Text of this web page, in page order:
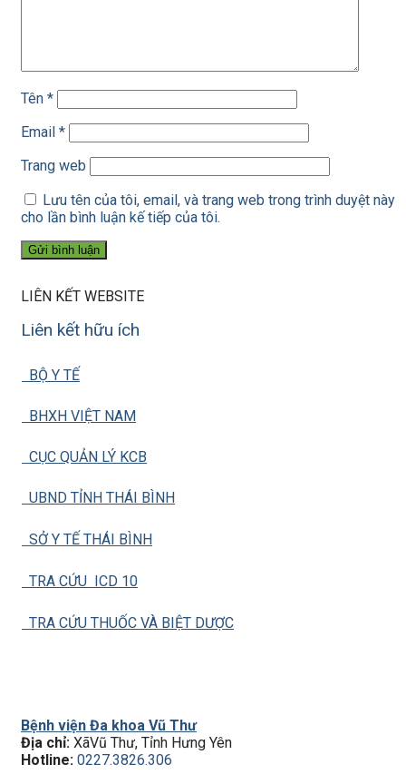
Tên *
Email *
Trang web
Lưu tên của tôi, email, và trang web trong trình duyệt này
cho lần bình luận kế tiếp của tôi.
LIÊN KẾT WEBSITE
Liên kết hữu ích
BỘ Y TẾ
BHXH VIỆT NAM
CỤC QUẢN LÝ KCB
UBND TỈNH THÁI BÌNH
SỞ Y TẾ THÁI BÌNH
TRA CỨU ICD 10
TRA CỨU THUỐC VÀ BIỆT DƯỢC
Bệnh viện Đa khoa Vũ Thư
Địa chỉ: XãVũ Thư, Tỉnh Hưng Yên
Hotline: 0227.3826.306